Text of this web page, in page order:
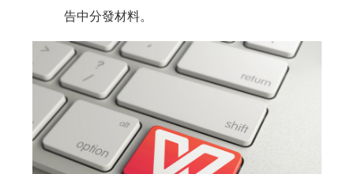
告中分發材料。